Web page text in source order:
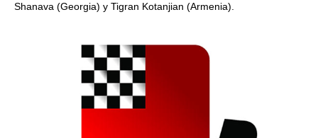
Shanava (Georgia) y Tigran Kotanjian (Armenia).